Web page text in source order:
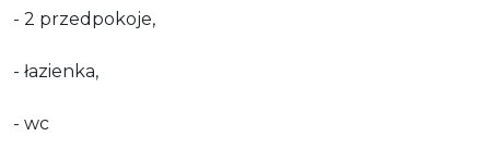
- 2 przedpokoje,
- łazienka,
- wc